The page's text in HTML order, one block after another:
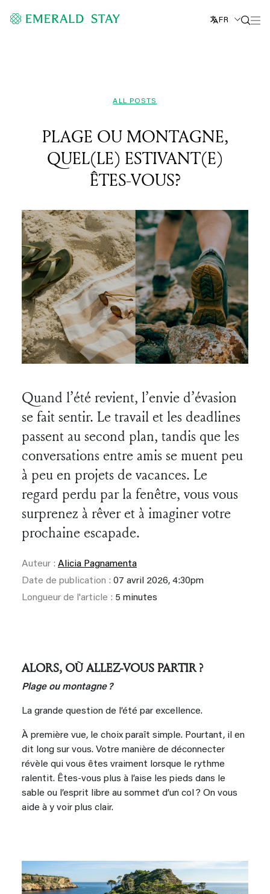
FR
ALL POSTS
PLAGE OU MONTAGNE,
QUEL(LE) ESTIVANT(E)
ÊTES-VOUS?
Quand l’été revient, l’envie d’évasion
se fait sentir. Le travail et les deadlines
passent au second plan, tandis que les
conversations entre amis se muent peu
à peu en projets de vacances. Le
regard perdu par la fenêtre, vous vous
surprenez à rêver et à imaginer votre
prochaine escapade.
Auteur : Alicia Pagnamenta
Date de publication : 07 avril 2026, 4:30pm
Longueur de l'article : 5 minutes
ALORS, OÙ ALLEZ-VOUS PARTIR ?
Plage ou montagne ?
La grande question de l’été par excellence.
À première vue, le choix paraît simple. Pourtant, il en
dit long sur vous. Votre manière de déconnecter
révèle qui vous êtes vraiment lorsque le rythme
ralentit. Êtes-vous plus à l’aise les pieds dans le
sable ou l’esprit libre au sommet d’un col ? On vous
aide à y voir plus clair.